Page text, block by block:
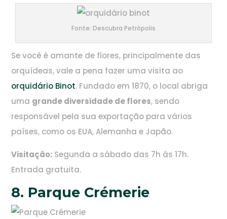
Fonte: Descubra Petrópolis
Se você é amante de flores, principalmente das
orquídeas, vale a pena fazer uma visita ao
orquidário Binot. Fundado em 1870, o local abriga
uma grande diversidade de flores, sendo
responsável pela sua exportação para vários
países, como os EUA, Alemanha e Japão.
Visitação: Segunda a sábado das 7h às 17h.
Entrada gratuita.
8. Parque Crémerie